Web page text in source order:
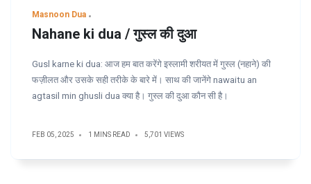
Masnoon Dua
Nahane ki dua / गुस्ल की दुआ
Gusl karne ki dua: आज हम बात करेंगे इस्लामी शरीयत में गुस्ल (नहाने) की
फज़ीलत और उसके सही तरीके के बारे में। साथ की जानेंगे nawaitu an
agtasil min ghusli dua क्या है। गुस्ल की दुआ कौन सी है।
FEB 05, 2025 1 MINS READ 5,701 VIEWS